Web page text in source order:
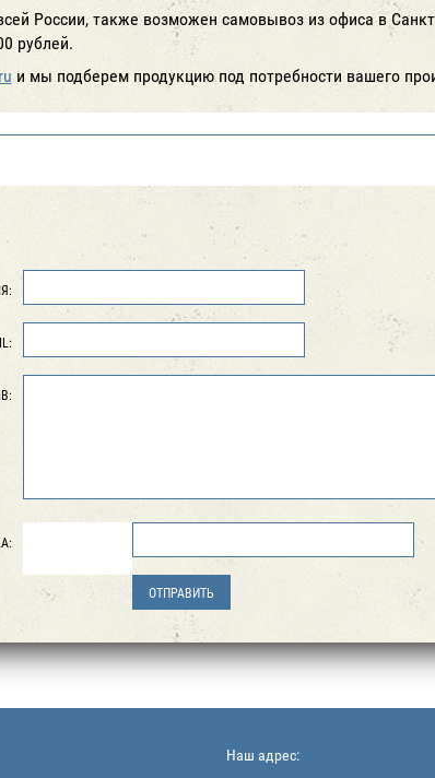
России, также возможен самовывоз из офиса в
рублей.
и мы подберем продукцию под потребности вашего
Наш адрес: